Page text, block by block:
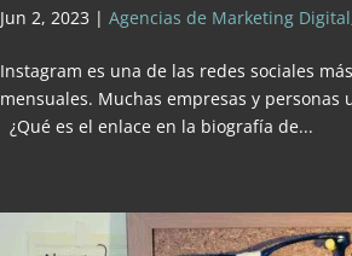
Jun 2, 2023 |Agencias de Marketing Digital
Instagram es una de las redes sociales
mensuales. Muchas empresas y
¿Qué es el enlace en la biografía de...